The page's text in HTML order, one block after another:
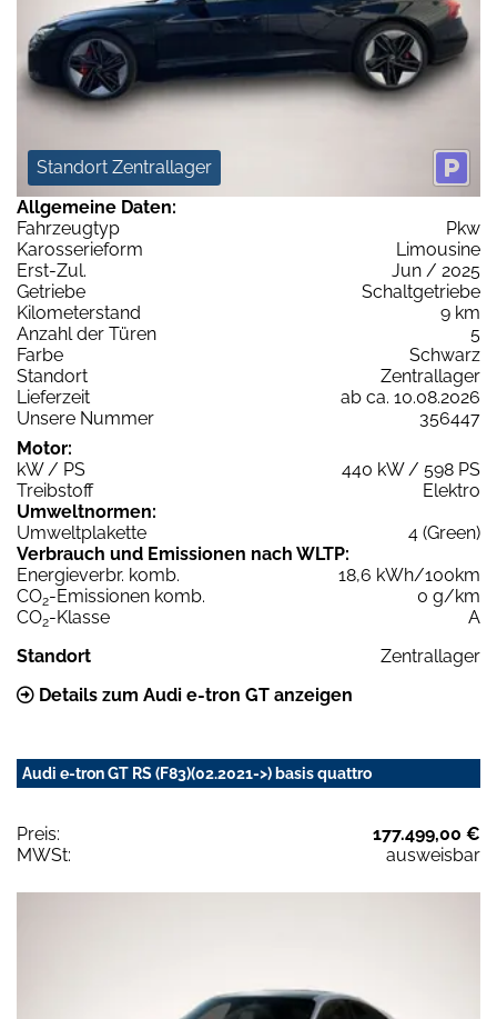
Standort Zentrallager
Allgemeine Daten:
Fahrzeugtyp
Pkw
Karosserieform
Limousine
Erst-Zul.
Jun / 2025
Getriebe
Schaltgetriebe
Kilometerstand
9 km
Anzahl der Türen
5
Farbe
Schwarz
Standort
Zentrallager
Lieferzeit
ab ca. 10.08.2026
Unsere Nummer
356447
Motor:
kW / PS
440 kW / 598 PS
Treibstoff
Elektro
Umweltnormen:
Umweltplakette
4 (Green)
Verbrauch und Emissionen nach WLTP:
Energieverbr. komb.
18,6 kWh/100km
CO2-Emissionen komb.
0 g/km
CO2-Klasse
A
Standort
Zentrallager
Details zum Audi e-tron GT anzeigen
Audi e-tron GT RS (F83)(02.2021->) basis quattro
Preis:
177.499,00 €
MWSt:
ausweisbar